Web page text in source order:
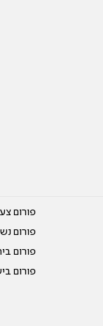
פורום
פורום
פורום
פורום